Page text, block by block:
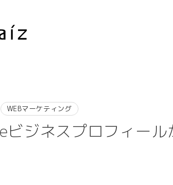
WEBマーケティング
ビジネスプロフィー